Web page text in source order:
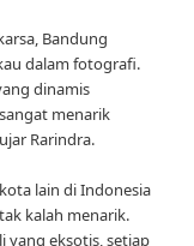
Bandung
dalam fotografi.
dinamis
menarik
Rarindra.
lain di Indonesia
kalah menarik.
yang eksotis, setiap